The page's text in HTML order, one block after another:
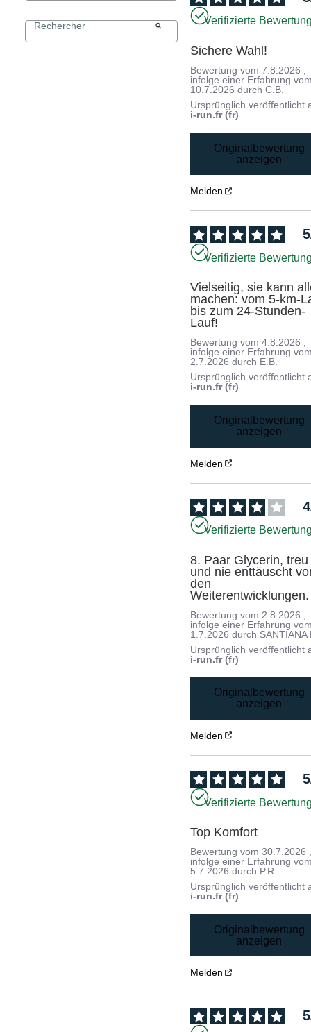
Verifizierte
Sichere Wahl!
Bewertung vom7.8.2026
infolge einer Erfahrung
10.7.2026 durchC.B.
Ursprünglich veröffentlicht
i-run.fr (fr)
Originalbewertung
anzeigen
Melden
5
Verifizierte
Vielseitig, sie kann
machen: vom 5-km-
bis zum 24-Stunden-
Lauf!
Bewertung vom4.8.2026 ,
infolge einer Erfahrung
2.7.2026 durch E.B.
Ursprünglich veröffentlicht
i-run.fr (fr)
Originalbewertung
anzeigen
Melden
4
Verifizierte
8. Paar Glycerin, treu
und nie enttäuscht
den
Weiterentwicklungen.
Bewertung vom 2.8.2026
infolge einer Erfahrung
1.7.2026 durch SANTIANA
Ursprünglich veröffentlicht
i-run.fr (fr)
Originalbewertung
anzeigen
Melden
5
Verifizierte
Top Komfort
Bewertung vom30.7.2026
infolge einer Erfahrung
5.7.2026 durch P.R.
Ursprünglich veröffentlicht
i-run.fr (fr)
Originalbewertung
anzeigen
Melden
5